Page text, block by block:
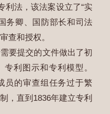
利法，该法案设立了“实
务卿、国防部长和司法
查和授权。
要提交的文件做出了初
利图示和专利模型。
员的审查组任务过于繁
，直到1836年建立专利